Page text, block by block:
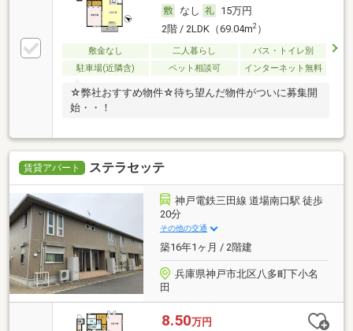
なし
15万円
2階 / 2LDK（69.04m2）
敷金なし 二人暮らし
バス・トイレ別
駐車場(近隣含)
ペット相談可 インターネット無料
☆弊社おすすめ物件☆待ち望んだ物件がついに募集開
始・・！
賃貸アパート ステラセッテ
神戸電鉄三田線 道場南口駅 徒歩
20分
その他の交通
築16年1ヶ月 / 2階建
兵庫県神戸市北区八多町下小名
田
8.50万円